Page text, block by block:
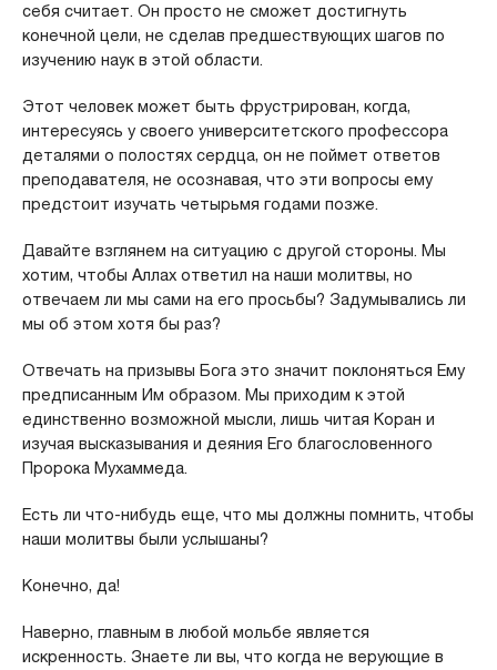
себя считает. Он просто не сможет достигнуть
конечной цели, не сделав предшествующих шагов по
изучению наук в этой области.
Этот человек может быть фрустрирован, когда,
интересуясь у своего университетского профессора
деталями о полостях сердца, он не поймет ответов
преподавателя, не осознавая, что эти вопросы ему
предстоит изучать четырьмя годами позже.
Давайте взглянем на ситуацию с другой стороны. Мы
хотим, чтобы Аллах ответил на наши молитвы, но
отвечаем ли мы сами на его просьбы? Задумывались ли
мы об этом хотя бы раз?
Отвечать на призывы Бога это значит поклоняться Ему
предписанным Им образом. Мы приходим к этой
единственно возможной мысли, лишь читая Коран и
изучая высказывания и деяния Его благословенного
Пророка Мухаммеда.
Есть ли что-нибудь еще, что мы должны помнить, чтобы
наши молитвы были услышаны?
Конечно, да!
Наверно, главным в любой мольбе является
искренность. Знаете ли вы, что когда не верующие в